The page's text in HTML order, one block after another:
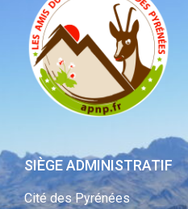
SIÈGE ADMINISTRATIF
Cité des Pyrénées